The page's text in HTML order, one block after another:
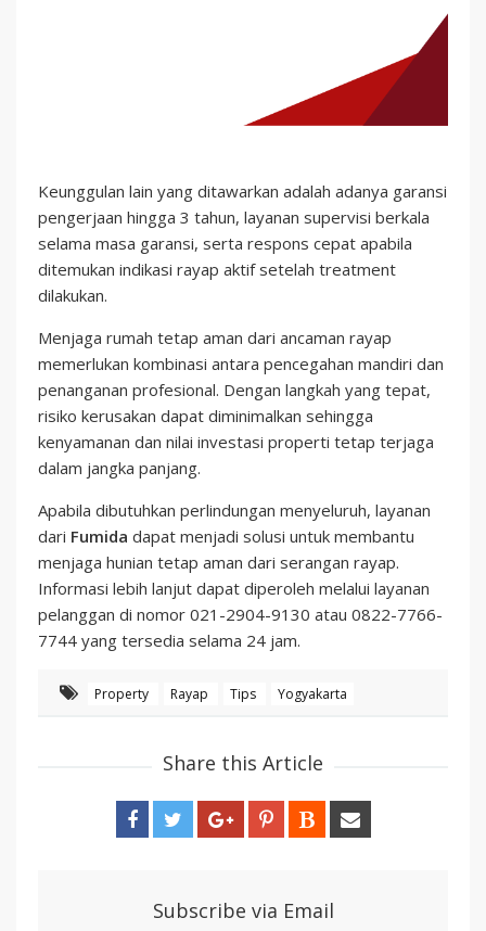
Keunggulan lain yang ditawarkan adalah adanya garansi
pengerjaan hingga 3 tahun, layanan supervisi berkala
selama masa garansi, serta respons cepat apabila
ditemukan indikasi rayap aktif setelah treatment
dilakukan.
Menjaga rumah tetap aman dari ancaman rayap
memerlukan kombinasi antara pencegahan mandiri dan
penanganan profesional. Dengan langkah yang tepat,
risiko kerusakan dapat diminimalkan sehingga
kenyamanan dan nilai investasi properti tetap terjaga
dalam jangka panjang.
Apabila dibutuhkan perlindungan menyeluruh, layanan
dari Fumida dapat menjadi solusi untuk membantu
menjaga hunian tetap aman dari serangan rayap.
Informasi lebih lanjut dapat diperoleh melalui layanan
pelanggan di nomor 021-2904-9130 atau 0822-7766-
7744 yang tersedia selama 24 jam.
Property Rayap Tips Yogyakarta
Share this Article
Subscribe via Email